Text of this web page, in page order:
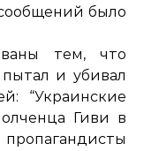
было
тем, что
и убивал
“Украинские
Гиви в